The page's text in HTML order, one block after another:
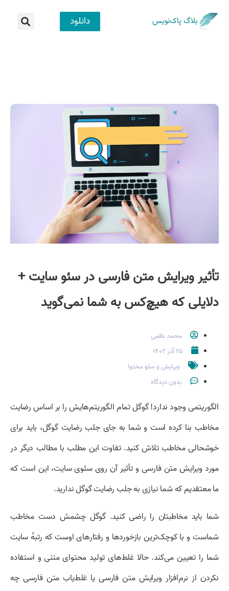
بلاگ پاک‌نویس دانلود
تأثیر ویرایش متن فارسی در سئو سایت +
دلایلی که هیچ‌کس به شما نمی‌گوید
محمد نظمی
۲۵ آذر ۱۴۰۲
ویرایش و سئو محتوا
بدون دیدگاه
الگوریتمی وجود ندارد! گوگل تمام الگوریتم‌هایش را بر اساس رضایت
مخاطب بنا کرده است و شما به جای جلب رضایت گوگل، باید برای
خوشحالی مخاطب تلاش کنید. تفاوت این مطلب با مطالب دیگر در
مورد ویرایش متن فارسی و تأثیر آن روی سئوی سایت، این است که
ما معتقدیم که شما نیازی به جلب رضایت گوگل ندارید.
شما باید مخاطبتان را راضی کنید. گوگل چشمش دست مخاطب
شماست و با کوچک‌ترین بازخورد‌ها و رفتار‌های اوست که رتبهٔ سایت
شما را تعیین می‌کند. حالا غلط‌های تولید محتوای متنی و استفاده
نکردن از نرم‌افزار ویرایش متن فارسی یا غلط‌یاب متن فارسی چه